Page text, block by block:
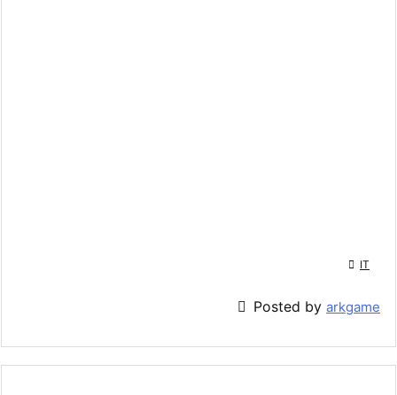
 IT
 Posted by arkgame